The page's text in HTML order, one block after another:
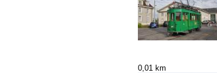
0,01 km